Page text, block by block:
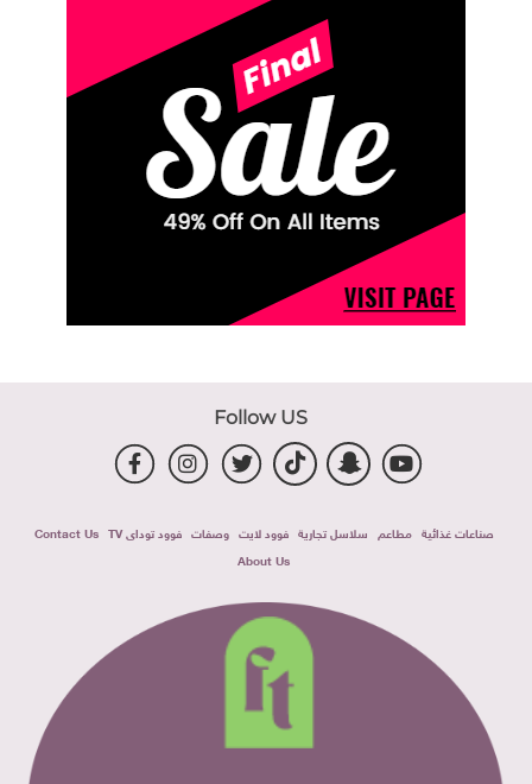
Follow US
صناعات غذائية مطاعم سلاسل تجارية فوود لايت وصفات فوود توداى TV
Contact Us
About Us